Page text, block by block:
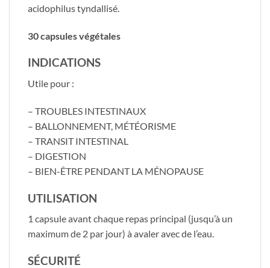
acidophilus tyndallisé.
30 capsules végétales
INDICATIONS
​Utile pour :
– TROUBLES INTESTINAUX
– BALLONNEMENT, MÉTÉORISME
– TRANSIT INTESTINAL
– DIGESTION
– BIEN-ÊTRE PENDANT LA MÉNOPAUSE
UTILISATION
​1 capsule avant chaque repas principal (jusqu’à un
maximum de 2 par jour) à avaler avec de l’eau.
SÉCURITÉ